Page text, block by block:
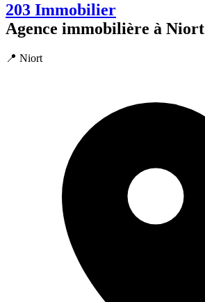
203 Immobilier
Agence immobilière à Niort
📍 Niort